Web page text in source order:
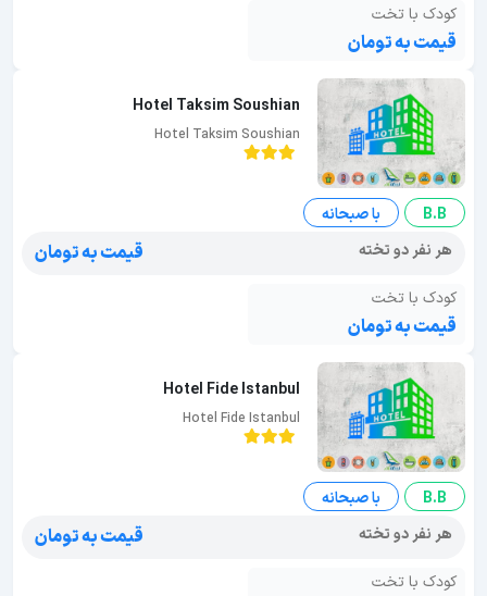
کودک با تخت
قیمت به تومان
Hotel Taksim Soushian
Hotel Taksim Soushian
B.B
با صبحانه
هر نفر دو تخته
قیمت به تومان
کودک با تخت
قیمت به تومان
Hotel Fide Istanbul
Hotel Fide Istanbul
B.B
با صبحانه
هر نفر دو تخته
قیمت به تومان
کودک با تخت